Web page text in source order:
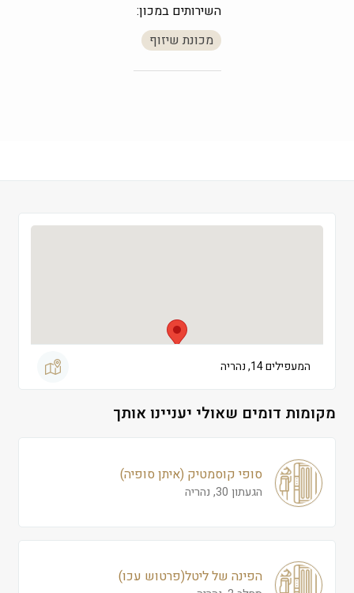
השירותים במכון:
מכונת שיזוף
המעפילים 14, נהריה
מקומות דומים שאולי יעניינו אותך
סופי קוסמטיק (איתן סופיה)
הגעתון 30, נהריה
הפינה של ליטל(פרטוש עכו)